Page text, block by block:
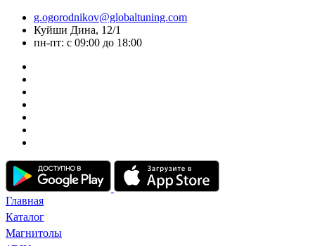
g.ogorodnikov@globaltuning.com
Куйши Дина, 12/1
пн-пт: с 09:00 до 18:00
Главная
Каталог
Магнитолы